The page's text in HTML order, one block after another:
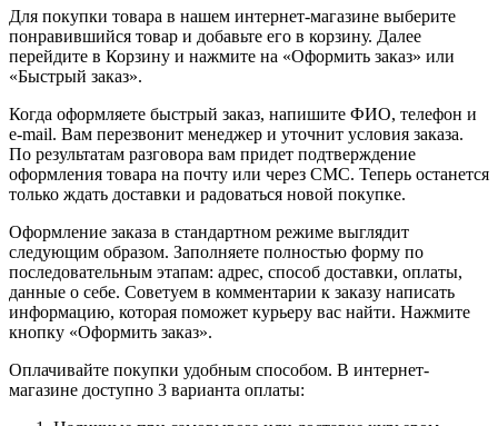
Для покупки товара в нашем интернет-магазине выберите
понравившийся товар и добавьте его в корзину. Далее
перейдите в Корзину и нажмите на «Оформить заказ» или
«Быстрый заказ».
Когда оформляете быстрый заказ, напишите ФИО, телефон и
e-mail. Вам перезвонит менеджер и уточнит условия заказа.
По результатам разговора вам придет подтверждение
оформления товара на почту или через СМС. Теперь останется
только ждать доставки и радоваться новой покупке.
Оформление заказа в стандартном режиме выглядит
следующим образом. Заполняете полностью форму по
последовательным этапам: адрес, способ доставки, оплаты,
данные о себе. Советуем в комментарии к заказу написать
информацию, которая поможет курьеру вас найти. Нажмите
кнопку «Оформить заказ».
Оплачивайте покупки удобным способом. В интернет-
магазине доступно 3 варианта оплаты: